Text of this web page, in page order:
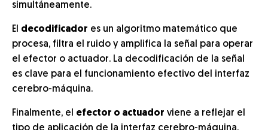
simultáneamente.
El decodificador es un algoritmo matemático que
procesa, filtra el ruido y amplifica la señal para operar
el efector o actuador. La decodificación de la señal
es clave para el funcionamiento efectivo del interfaz
cerebro-máquina.
Finalmente, el efector o actuador viene a reflejar el